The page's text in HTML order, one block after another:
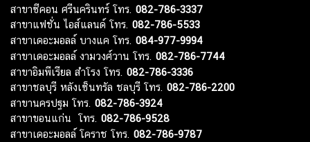
สาขาซีคอน ศรีนครินทร์ โทร. 082-786-3337
สาขาแฟชั่น ไอส์แลนด์ โทร. 082-786-5533
สาขาเดอะมอลล์ บางแค โทร. 084-977-9994
สาขาเดอะมอลล์ งามวงศ์วาน โทร. 082-786-7744
สาขาอิมพีเรียล สำโรง โทร. 082-786-3336
สาขาชลบุรี หลังเซ็นทรัล ชลบุรี โทร. 082-786-2200
สาขานครปฐม โทร. 082-786-3924
สาขาขอนแก่น โทร. 082-786-9528
สาขาเดอะมอลล์ โคราช โทร. 082-786-9787